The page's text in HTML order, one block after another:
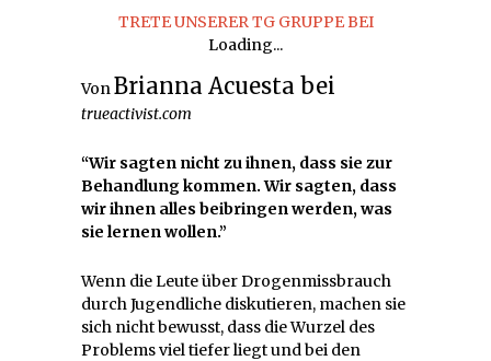
TRETE UNSERER TG GRUPPE BEI
Loading...
VonBrianna Acuesta bei
trueactivist.com
“Wir sagten nicht zu ihnen, dass sie zur
Behandlung kommen. Wir sagten, dass
wir ihnen alles beibringen werden, was
sie lernen wollen.”
Wenn die Leute über Drogenmissbrauch
durch Jugendliche diskutieren, machen sie
sich nicht bewusst, dass die Wurzel des
Problems viel tiefer liegt und bei den